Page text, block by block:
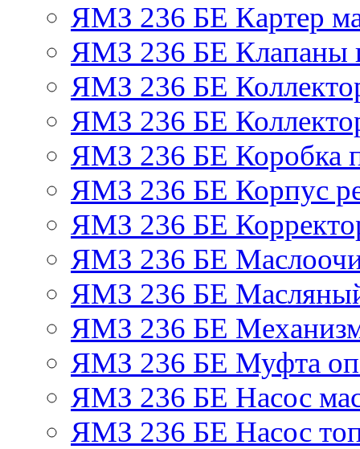
ЯМЗ 236 БЕ Картер
ЯМЗ 236 БЕ Клапаны
ЯМЗ 236 БЕ
ЯМЗ 236 БЕ
ЯМЗ 236 БЕ Коробка
ЯМЗ 236 БЕ Корпус
ЯМЗ 236 БЕ
ЯМЗ 236 БЕ
ЯМЗ 236 БЕ Масляный
ЯМЗ 236 БЕ Механизм
ЯМЗ 236 БЕ Муфта
ЯМЗ 236 БЕ Насос
ЯМЗ 236 БЕ Насос